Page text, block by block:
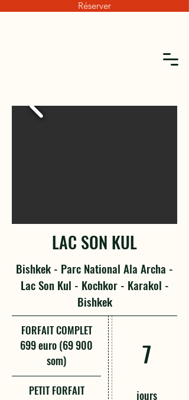
Réserver
LAC SON KUL
Bishkek - Parc National Ala Archa -
Lac Son Kul - Kochkor - Karakol -
Bishkek
FORFAIT COMPLET
PETIT FORFAIT
699 euro (69 900
som)
7
jours